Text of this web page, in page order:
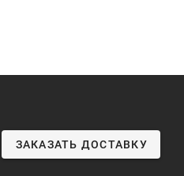
ЗАКАЗАТЬ ДОСТАВКУ